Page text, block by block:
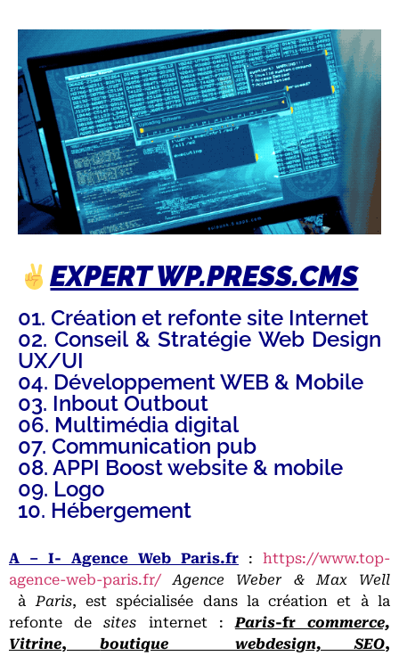
EXPERT WP.PRESS.CMS
01. Création et refonte site Internet
02. Conseil & Stratégie Web Design
UX/UI
04. Développement WEB & Mobile
03. Inbout Outbout
06. Multimédia digital
07. Communication pub
08. APPI Boost website & mobile
09. Logo
10. Hébergement
A – I- Agence Web Paris.fr : https://www.top-
agence-web-paris.fr/
Agence Weber & Max Well
àParis, est spécialisée dans la création et à la
refonte desites internet :Paris-frcommerce,
Vitrine,boutique webdesign,SEO,